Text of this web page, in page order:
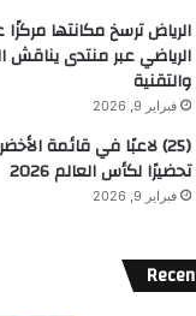
الرياض ترسخ مكانتها مركزًا
الرياضي عبر منتدى يناقش
والتقنية
فبراير 9, 2026
(25) لاعبًا في قائمة
تحضيرًا لكأس العالم 2026
فبراير 9, 2026